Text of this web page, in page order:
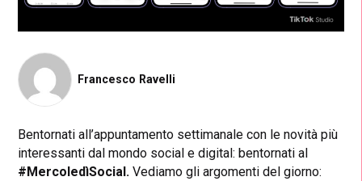
Francesco Ravelli
Bentornati all’appuntamento settimanale con le novità più
interessanti dal mondo social e digital: bentornati al
#MercoledìSocial. Vediamo gli argomenti del giorno: